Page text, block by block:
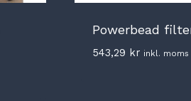
Powerbead
543,29 kr inkl. moms